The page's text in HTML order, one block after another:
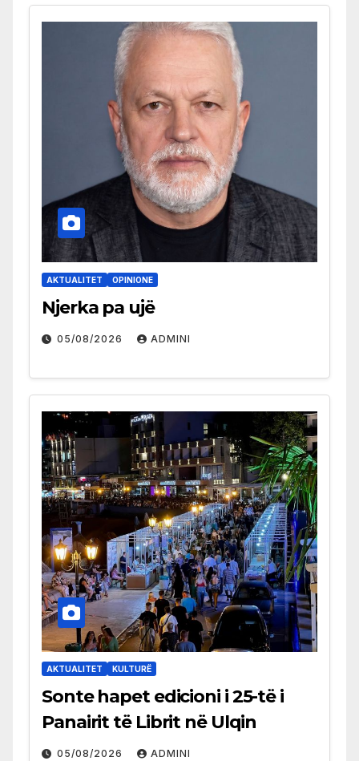
AKTUALITET OPINIONE
Njerka pa ujë
05/08/2026 ADMINI
AKTUALITET KULTURË
Sonte hapet edicioni i 25-të i
Panairit të Librit në Ulqin
05/08/2026 ADMINI